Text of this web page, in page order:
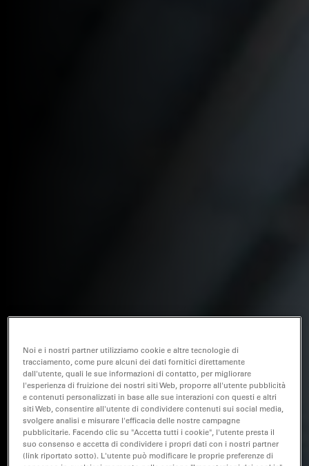
Noi e i nostri partner utilizziamo cookie e altre tecnologie di
tracciamento, come pure alcuni dei dati fornitici direttamente
dall'utente, quali le sue informazioni di contatto, per migliorare
l'esperienza di fruizione dei nostri siti Web, proporre all'utente pubblicità
e contenuti personalizzati in base alle sue interazioni con questi e altri
siti Web, consentire all'utente di condividere contenuti sui social media,
svolgere analisi e misurare l'efficacia delle nostre campagne
pubblicitarie. Facendo clic su "Accetta tutti i cookie", l'utente presta il
suo consenso e accetta di condividere i propri dati con i nostri partner
(link riportato sotto). L'utente può modificare le proprie preferenze di